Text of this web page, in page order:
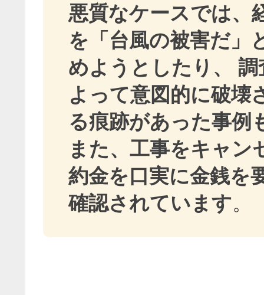
悪質なケースでは、
を「台風の被害だ」
めようとしたり、
よって意図的に破壊
る痕跡があった事例
また、工事をキャン
約金を口実に金銭を
確認されています。